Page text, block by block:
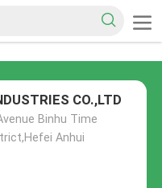
CO.,LTD
Binhu Time
Anhui